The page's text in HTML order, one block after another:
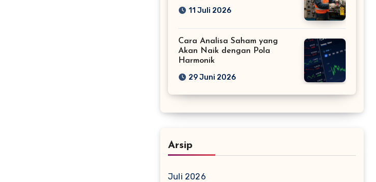
11 Juli 2026
Cara Analisa Saham yang
Akan Naik dengan Pola
Harmonik
29 Juni 2026
Arsip
Juli 2026